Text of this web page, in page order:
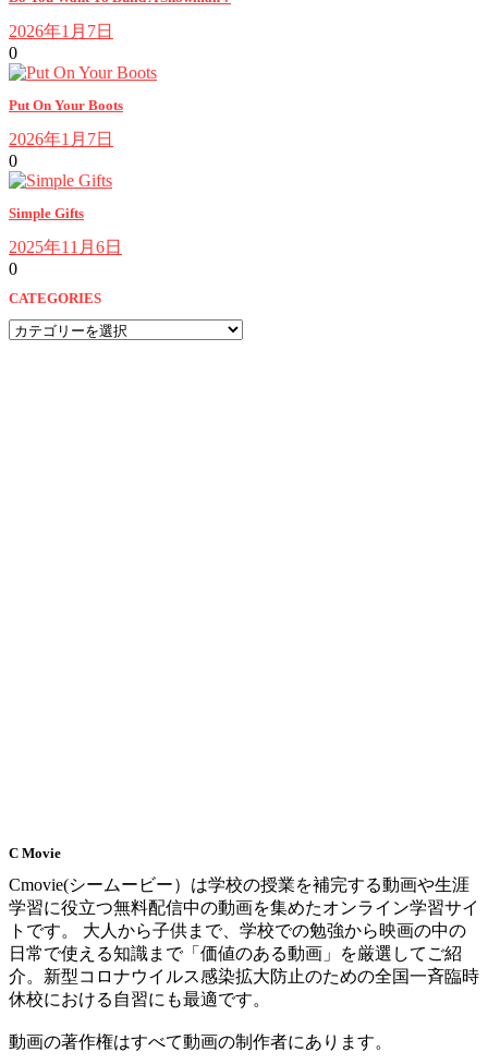
2026年1月7日
0
Put On Your Boots
2026年1月7日
0
Simple Gifts
2025年11月6日
0
CATEGORIES
CATEGORIES
C Movie
Cmovie(シームービー）は学校の授業を補完する動画や生涯
学習に役立つ無料配信中の動画を集めたオンライン学習サイ
トです。 大人から子供まで、学校での勉強から映画の中の
日常で使える知識まで「価値のある動画」を厳選してご紹
介。新型コロナウイルス感染拡大防止のための全国一斉臨時
休校における自習にも最適です。
動画の著作権はすべて動画の制作者にあります。